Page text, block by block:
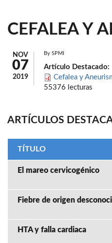
CEFALEA Y
NOV
07
2019
By SPMI
Artículo Destacado:
Cefalea y
55376 lecturas
ARTÍCULOS
TÍTULO
El mareo cervicogénico
Fiebre de origen
HTA y falla cardiaca